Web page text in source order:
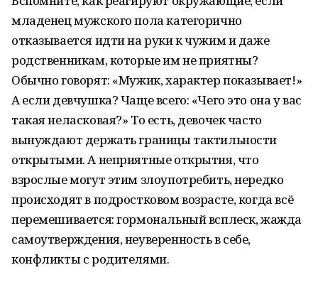
младенец мужского пола категорично
отказывается идти на руки к чужим и даже
родственникам, которые им не приятны?
Обычно говорят: «Мужик, характер показывает!»
А если девчушка? Чаще всего: «Чего это она у вас
такая неласковая?» То есть, девочек часто
вынуждают держать границы тактильности
открытыми. А неприятные открытия, что
взрослые могут этим злоупотребить, нередко
происходят в подростковом возрасте, когда всё
перемешивается: гормональный всплеск, жажда
самоутверждения, неуверенность в себе,
конфликты с родителями.